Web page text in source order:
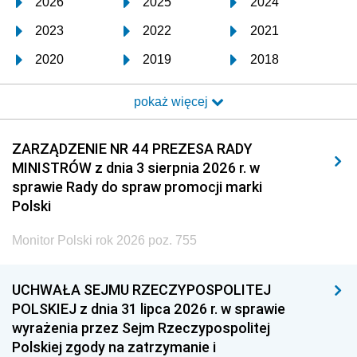
2023 2022 2021
2020 2019 2018
2017 2016 2015
2014 2013 2012
2011 2010 2009
2008 2007 2006
2005
1996 1995 1994
1993 1992 1991
1990 1989
pokaż więcej
ZARZĄDZENIE NR 44 PREZESA RADY
MINISTRÓW z dnia 3 sierpnia 2026 r. w
sprawie Rady do spraw promocji marki
Polski
Monitor Polski rok 2026 poz. 755
UCHWAŁA SEJMU RZECZYPOSPOLITEJ
POLSKIEJ z dnia 31 lipca 2026 r. w sprawie
wyrażenia przez Sejm Rzeczypospolitej
Polskiej zgody na zatrzymanie i